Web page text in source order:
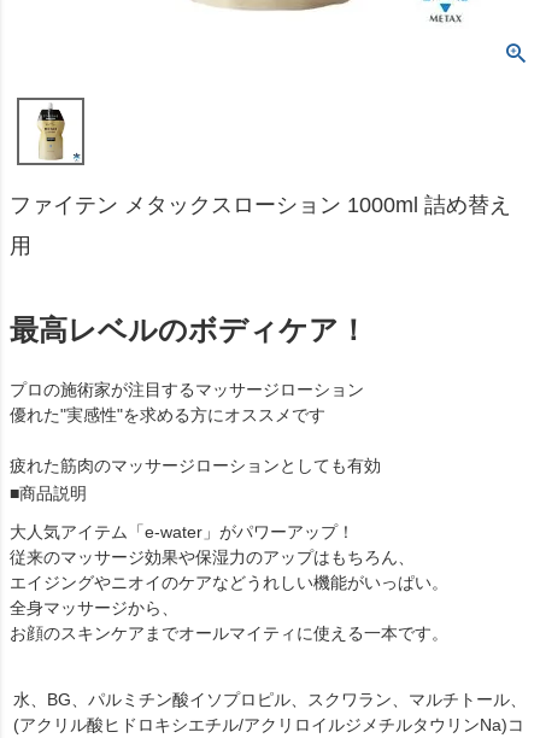
ファイテン メタックスローション 1000ml 詰め替え
用
最高レベルのボディケア！
プロの施術家が注目するマッサージローション
優れた"実感性"を求める方にオススメです
疲れた筋肉のマッサージローションとしても有効
■商品説明
大人気アイテム「e-water」がパワーアップ！
従来のマッサージ効果や保湿力のアップはもちろん、
エイジングやニオイのケアなどうれしい機能がいっぱい。
全身マッサージから、
お顔のスキンケアまでオールマイティに使える一本です。
水、BG、パルミチン酸イソプロピル、スクワラン、マルチトール、
(アクリル酸ヒドロキシエチル/アクリロイルジメチルタウリンNa)コ